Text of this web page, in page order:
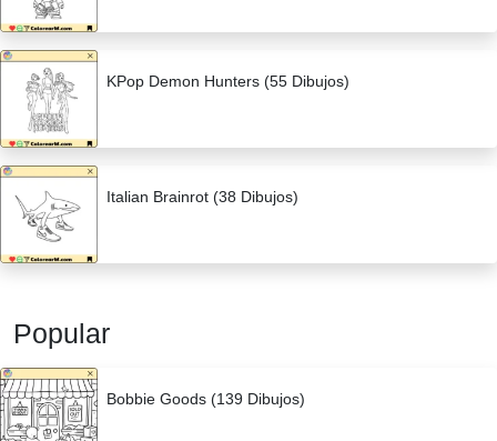
KPop Demon Hunters (55 Dibujos)
Italian Brainrot (38 Dibujos)
Popular
Bobbie Goods (139 Dibujos)